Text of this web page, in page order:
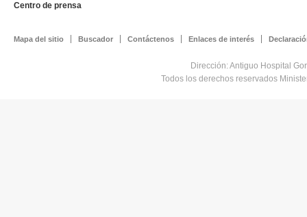
Centro de prensa
Mapa del sitio Buscador Contáctenos Enlaces de interés
Dirección: Antiguo Hospital
Todos los derechos reservados